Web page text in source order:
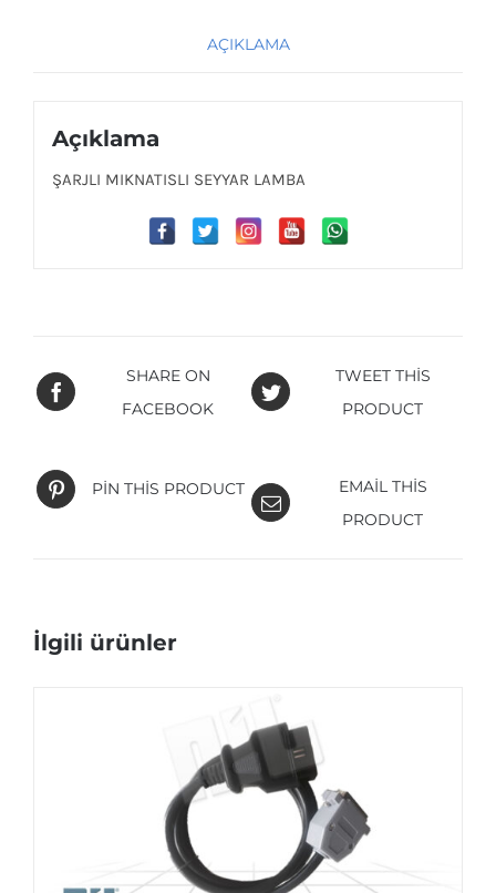
AÇIKLAMA
Açıklama
ŞARJLI MIKNATISLI SEYYAR LAMBA
SHARE ON
FACEBOOK
TWEET THIS
PRODUCT
PIN THIS PRODUCT
EMAIL THIS
PRODUCT
İlgili ürünler